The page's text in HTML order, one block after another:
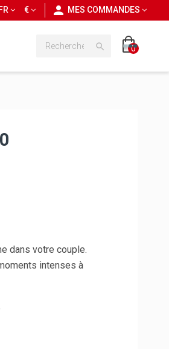
personnMES COMMANDES
€
FR
 0
dans votre couple.
intenses à